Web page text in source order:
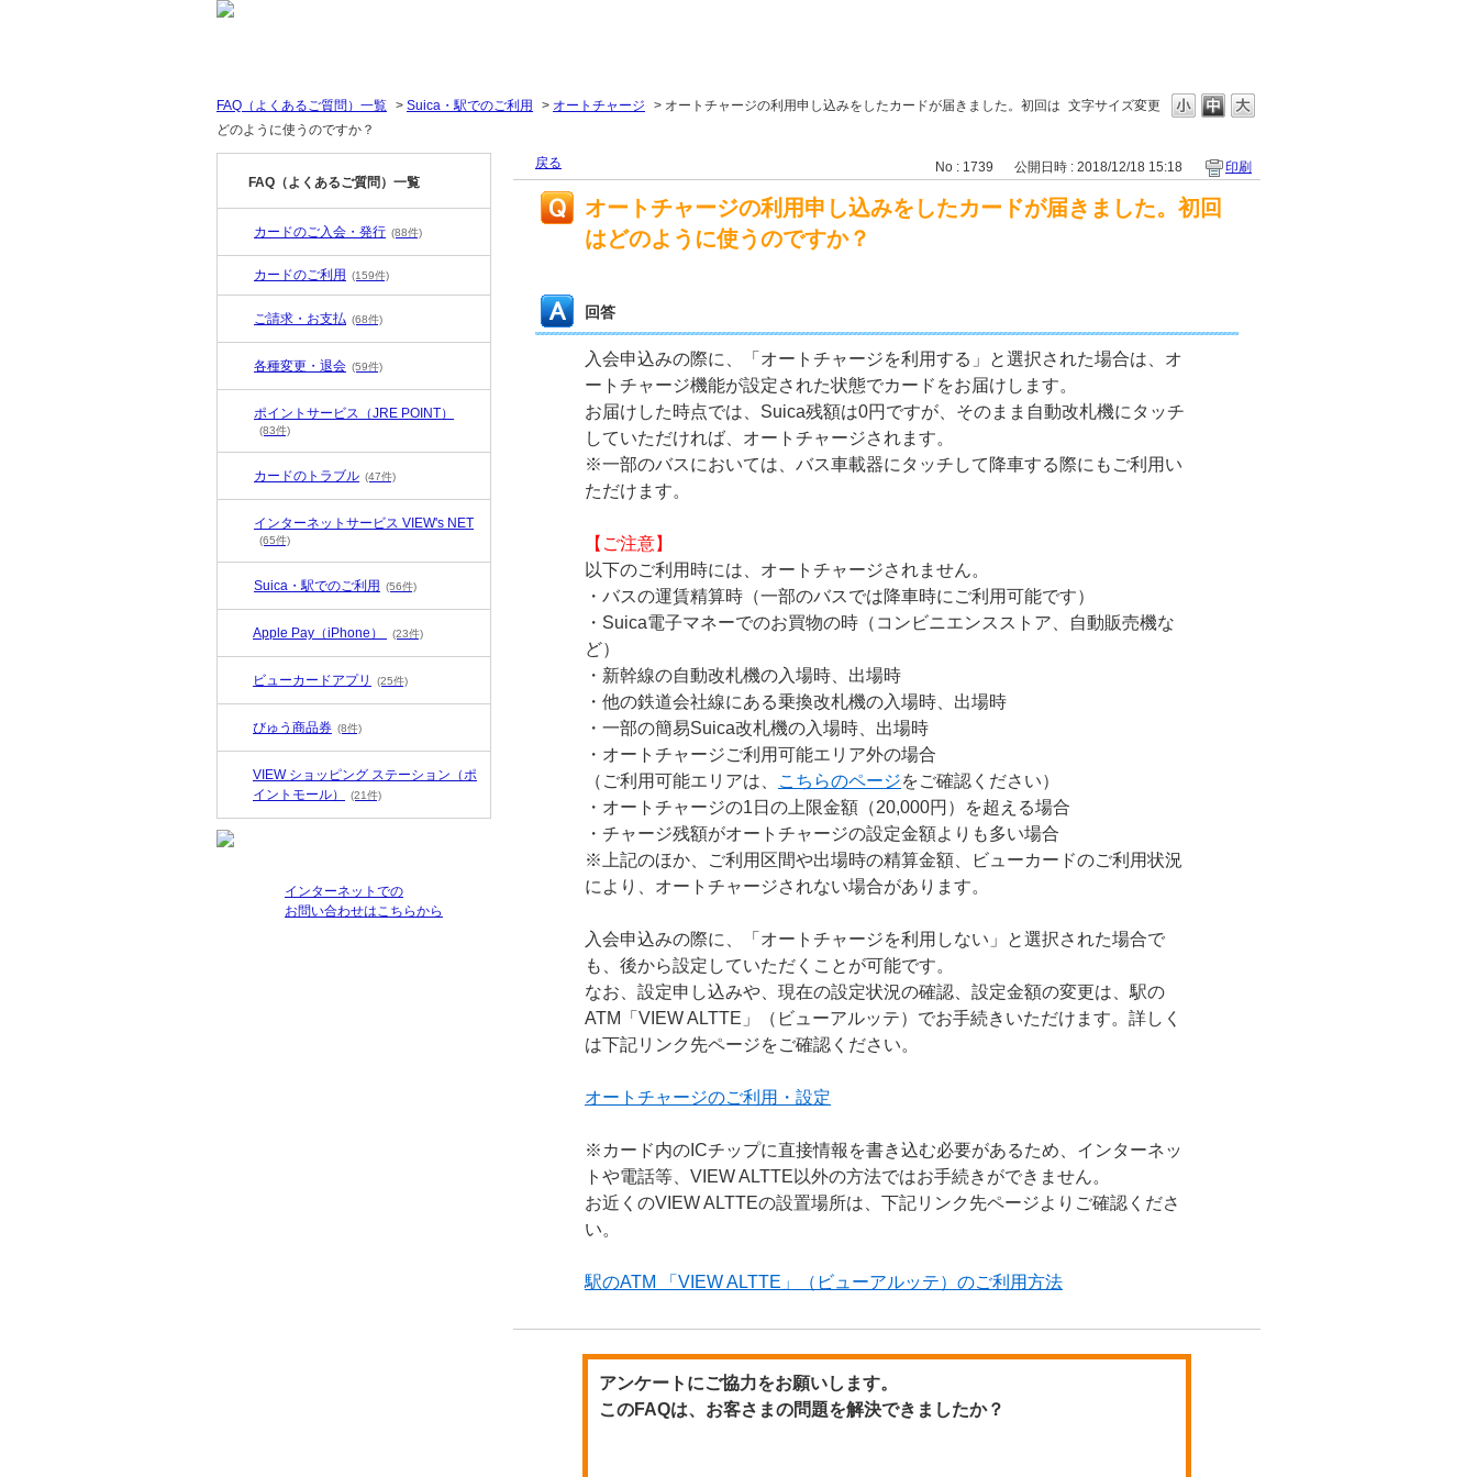
文字サイズ変更
FAQ（よくあるご質問）一覧 > Suica・駅でのご利用 > オートチャージ > オートチャージの利用申し込みをしたカードが届きました。初回は
どのように使うのですか？
FAQ（よくあるご質問）一覧
カードのご入会・発行 (88件)
カードのご利用 (159件)
ご請求・お支払 (68件)
各種変更・退会 (59件)
ポイントサービス（JRE POINT）
(83件)
カードのトラブル (47件)
インターネットサービス VIEW's NET
(65件)
Suica・駅でのご利用 (56件)
Apple Pay（iPhone） (23件)
ビューカードアプリ (25件)
びゅう商品券 (8件)
VIEW ショッピング ステーション（ポ
イントモール）
(21件)
インターネットでの
お問い合わせはこちらから
戻る No : 1739 公開日時 : 2018/12/18 15:18 印刷
オートチャージの利用申し込みをしたカードが届きました。初回
はどのように使うのですか？
回答
入会申込みの際に、「オートチャージを利用する」と選択された場合は、オ
ートチャージ機能が設定された状態でカードをお届けします。
お届けした時点では、Suica残額は0円ですが、そのまま自動改札機にタッチ
していただければ、オートチャージされます。
※一部のバスにおいては、バス車載器にタッチして降車する際にもご利用い
ただけます。
【ご注意】
以下のご利用時には、オートチャージされません。
・バスの運賃精算時（一部のバスでは降車時にご利用可能です）
・Suica電子マネーでのお買物の時（コンビニエンスストア、自動販売機な
ど）
・新幹線の自動改札機の入場時、出場時
・他の鉄道会社線にある乗換改札機の入場時、出場時
・一部の簡易Suica改札機の入場時、出場時
・オートチャージご利用可能エリア外の場合
（ご利用可能エリアは、
こちらのページをご確認ください）
・オートチャージの1日の上限金額（20,000円）を超える場合
・チャージ残額がオートチャージの設定金額よりも多い場合
※上記のほか、ご利用区間や出場時の精算金額、ビューカードのご利用状況
により、オートチャージされない場合があります。
入会申込みの際に、「オートチャージを利用しない」と選択された場合で
も、後から設定していただくことが可能です。
なお、設定申し込みや、現在の設定状況の確認、設定金額の変更は、駅の
ATM「VIEW ALTTE」（ビューアルッテ）でお手続きいただけます。詳しく
は下記リンク先ページをご確認ください。
オートチャージのご利用・設定
※カード内のICチップに直接情報を書き込む必要があるため、インターネッ
トや電話等、VIEW ALTTE以外の方法ではお手続きができません。
お近くのVIEW ALTTEの設置場所は、下記リンク先ページよりご確認くださ
い。
駅のATM 「VIEW ALTTE」（ビューアルッテ）のご利用方法
アンケートにご協力をお願いします。
このFAQは、お客さまの問題を解決できましたか？